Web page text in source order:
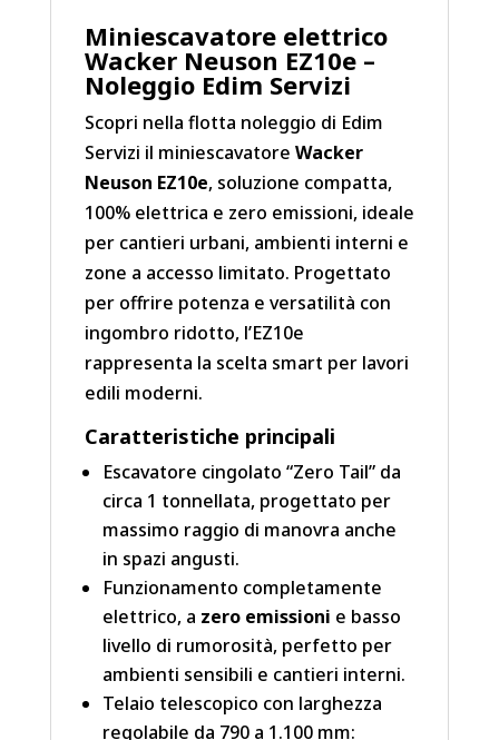
Miniescavatore elettrico
Wacker Neuson EZ10e –
Noleggio Edim Servizi
Scopri nella flotta noleggio di Edim
Servizi il miniescavatore Wacker
Neuson EZ10e, soluzione compatta,
100% elettrica e zero emissioni, ideale
per cantieri urbani, ambienti interni e
zone a accesso limitato. Progettato
per offrire potenza e versatilità con
ingombro ridotto, l’EZ10e
rappresenta la scelta smart per lavori
edili moderni.
Caratteristiche principali
Escavatore cingolato “Zero Tail” da
circa 1 tonnellata, progettato per
massimo raggio di manovra anche
in spazi angusti.
Funzionamento completamente
elettrico, a zero emissioni e basso
livello di rumorosità, perfetto per
ambienti sensibili e cantieri interni.
Telaio telescopico con larghezza
regolabile da 790 a 1.100 mm: